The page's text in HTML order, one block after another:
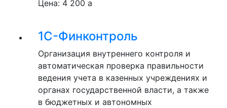
Цена: 4 200 a
1С-Финконтроль
Организация внутреннего контроля и
автоматическая проверка правильности
ведения учета в казенных учреждениях и
органах государственной власти, а также
в бюджетных и автономных